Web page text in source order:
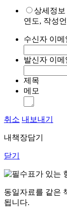
상세정보
연도, 작성
수신자 이메
발신자 이메
제목
메모
취소 내보내기
내책장담기
닫기
표가 있는
동일자료를 같은
됩니다.